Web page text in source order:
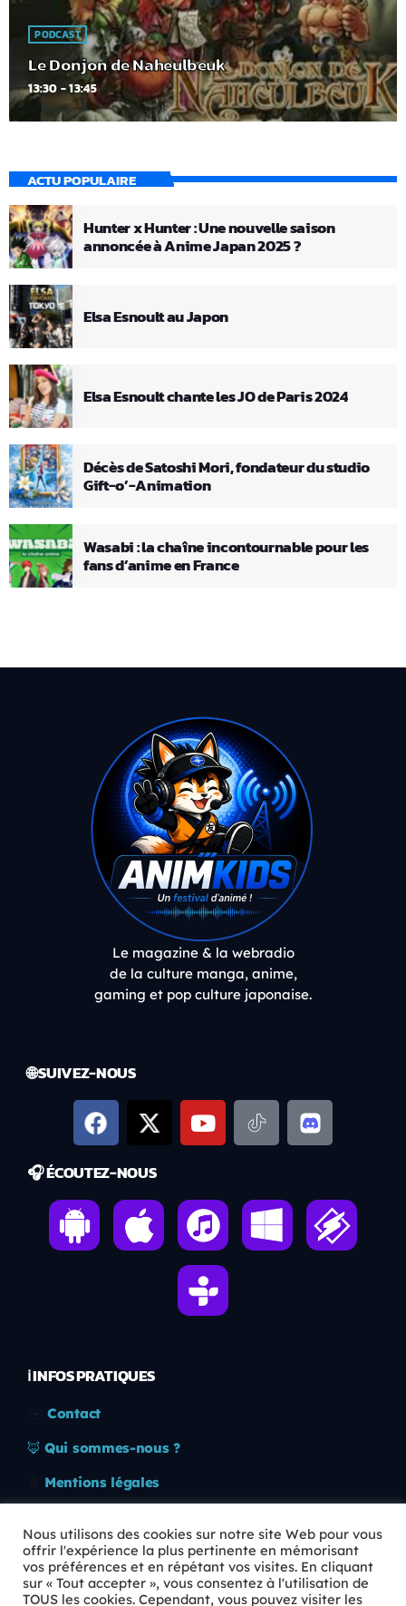
PODCAST
Le Donjon de Naheulbeuk
13:30 - 13:45
ACTU POPULAIRE
Hunter x Hunter : Une nouvelle saison
annoncée à Anime Japan 2025 ?
Elsa Esnoult au Japon
Elsa Esnoult chante les JO de Paris 2024
Décès de Satoshi Mori, fondateur du studio
Gift-o’-Animation
Wasabi : la chaîne incontournable pour les
fans d’anime en France
Le magazine & la webradio
de la culture manga, anime,
gaming et pop culture japonaise.
🌐 SUIVEZ-NOUS
🎧 ÉCOUTEZ-NOUS
ℹ️ INFOS PRATIQUES
Contact
🦊 Qui sommes-nous ?
Mentions légales
🛡️ RGPD
Copyright © 2026 Animkids. Tous droits réservés.
Nous utilisons des cookies sur notre site Web pour vous
offrir l'expérience la plus pertinente en mémorisant
vos préférences et en répétant vos visites. En cliquant
sur « Tout accepter », vous consentez à l'utilisation de
TOUS les cookies. Cependant, vous pouvez visiter les